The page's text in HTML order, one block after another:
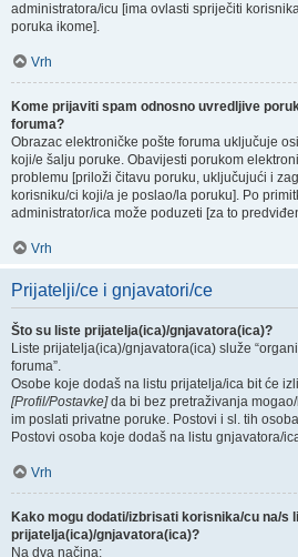
administratora/icu [ima ovlasti spriječiti
poruka ikome].
Vrh
Kome prijaviti spam odnosno uvredljive
foruma?
Obrazac elektroničke pošte foruma uključuje
koji/e šalju poruke. Obavijesti porukom
problemu [priloži čitavu poruku, uključujući i
korisniku/ci koji/a je poslao/la poruku]. Po
administrator/ica može poduzeti [za to
Vrh
Prijatelji/ce i gnjavatori/ce
Što su liste prijatelja(ica)/gnjavatora(ica)?
Liste prijatelja(ica)/gnjavatora(ica) služe
foruma”.
Osobe koje dodaš na listu prijatelja/ica bit će
[Profil/Postavke]da bi bez pretraživanja
im poslati privatne poruke. Postovi i sl. tih
Postovi osoba koje dodaš na listu gnjavatora/
Vrh
Kako mogu dodati/izbrisati korisnika/cu na/s
prijatelja(ica)/gnjavatora(ica)?
Na dva načina: